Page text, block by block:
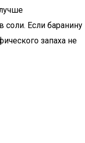
соли. Если баранину
запаха не